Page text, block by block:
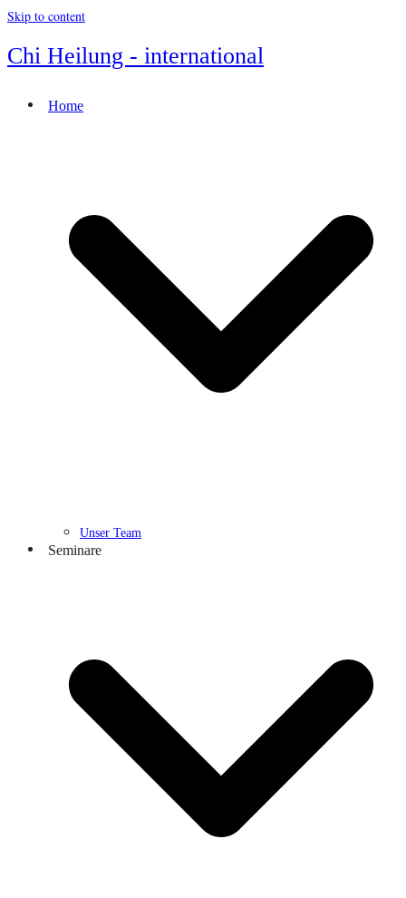
Skip to content
Chi Heilung - international
Home
Unser Team
Seminare